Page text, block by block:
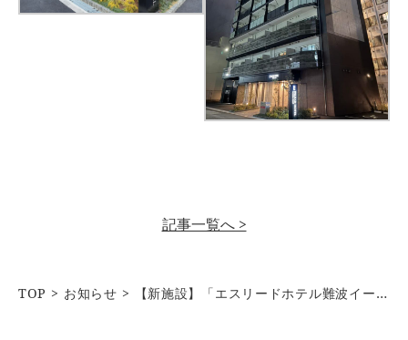
記事一覧へ >
TOP お知らせ 【新施設】「エスリードホテル難波イースト」2026年4月オープンのお知らせ